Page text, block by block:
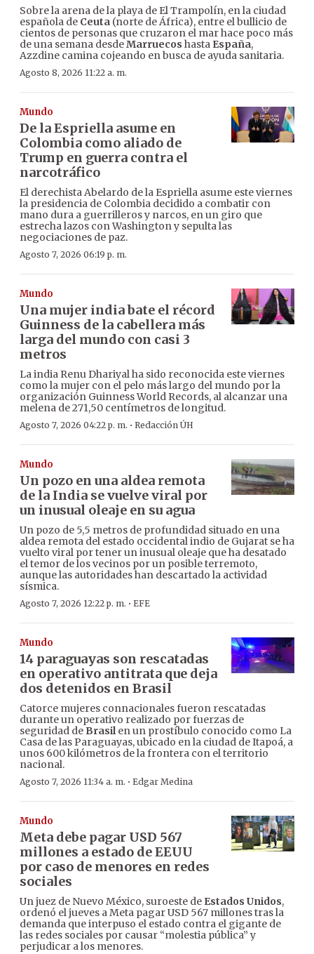
Sobre la arena de la playa de El Trampolín, en la ciudad
española de Ceuta (norte de África), entre el bullicio de
cientos de personas que cruzaron el mar hace poco más
de una semana desdeMarruecos hasta España,
Azzdine camina cojeando en busca de ayuda sanitaria.
Agosto 8, 2026 11:22 a. m.
Mundo
De la Espriella asume en
Colombia como aliado de
Trump en guerra contra el
narcotráfico
El derechista Abelardo de la Espriella asume este viernes
la presidencia de Colombia decidido a combatir con
mano dura a guerrilleros y narcos, en un giro que
estrecha lazos con Washington y sepulta las
negociaciones de paz.
Agosto 7, 2026 06:19 p. m.
Mundo
Una mujer india bate el récord
Guinness de la cabellera más
larga del mundo con casi 3
metros
La india Renu Dhariyal ha sido reconocida este viernes
como la mujer con el pelo más largo del mundo por la
organización Guinness World Records, al alcanzar una
melena de 271,50 centímetros de longitud.
Agosto 7, 2026 04:22 p. m. · Redacción ÚH
Mundo
Un pozo en una aldea remota
de la India se vuelve viral por
un inusual oleaje en su agua
Un pozo de 5,5 metros de profundidad situado en una
aldea remota del estado occidental indio de Gujarat se ha
vuelto viral por tener un inusual oleaje que ha desatado
el temor de los vecinos por un posible terremoto,
aunque las autoridades han descartado la actividad
sísmica.
Agosto 7, 2026 12:22 p. m. · EFE
Mundo
14 paraguayas son rescatadas
en operativo antitrata que deja
dos detenidos en Brasil
Catorce mujeres connacionales fueron rescatadas
durante un operativo realizado por fuerzas de
seguridad de Brasilen un prostíbulo conocido como La
Casa de las Paraguayas, ubicado en la ciudad de Itapoá, a
unos 600 kilómetros de la frontera con el territorio
nacional.
Agosto 7, 2026 11:34 a. m. · Edgar Medina
Mundo
Meta debe pagar USD 567
millones a estado de EEUU
por caso de menores en redes
sociales
Un juez de Nuevo México, suroeste de Estados Unidos,
ordenó el jueves a Meta pagar USD 567 millones tras la
demanda que interpuso el estado contra el gigante de
las redes sociales por causar “molestia pública” y
perjudicar a los menores.